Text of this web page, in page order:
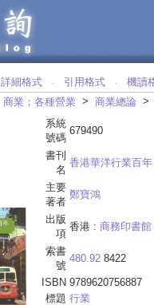
詳細格式 ‧ 引用格式 ‧
機讀
商業；各種營業 > 商業總論
系統
號碼
679490
書刊
名
香港華洋行業百年
主要
著者
鄭寶鴻
出版
項
香港 : 商務印書館
索書
號
480.92 8422
ISBN 9789620756887
標題 行業